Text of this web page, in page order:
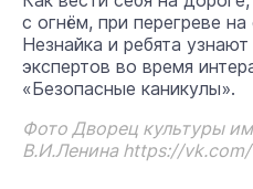
с огнём, при перегреве
Незнайка и ребята
экспертов во время
«Безопасные каникулы».
Фото Дворец культуры
В.И.Ленина https://